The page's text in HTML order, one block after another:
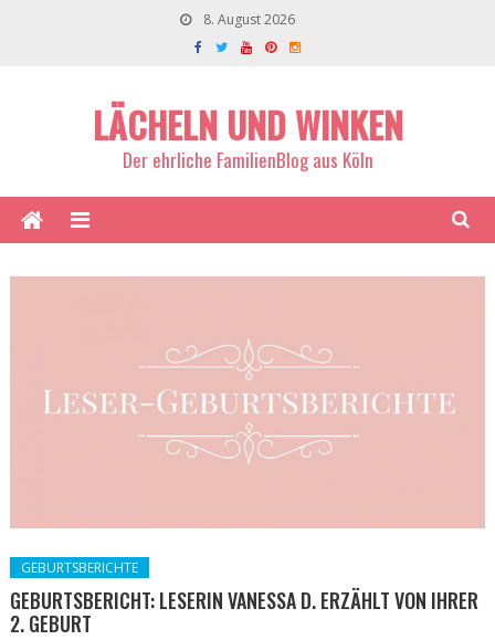
8. August 2026
LÄCHELN UND WINKEN
Der ehrliche FamilienBlog aus Köln
GEBURTSBERICHTE
GEBURTSBERICHT: LESERIN VANESSA D. ERZÄHLT VON IHRER
2. GEBURT